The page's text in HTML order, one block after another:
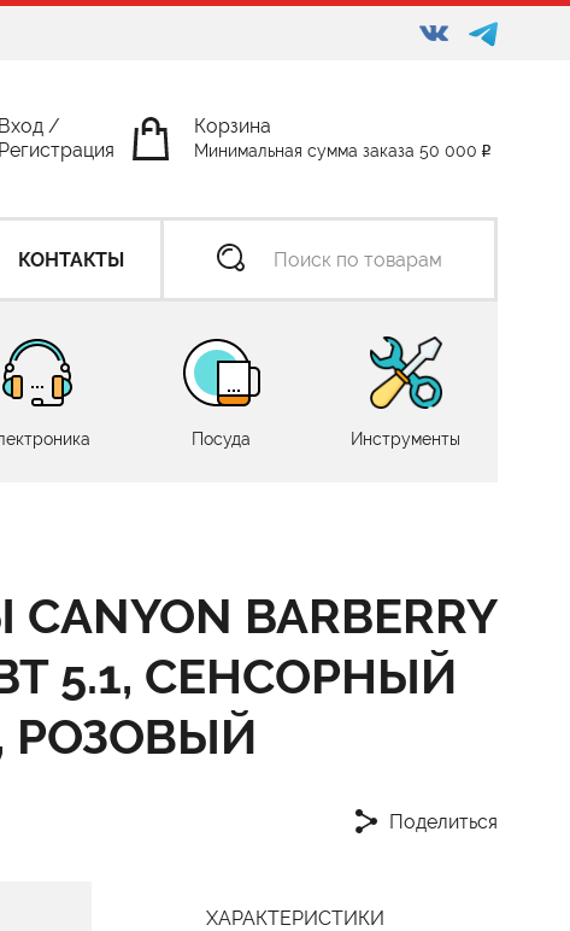
Вход /
Регистрация
Корзина
Минимальная сумма заказа 50 000
КОНТАКТЫ
Посуда Инструменты
BARBERRY
BT 5.1, СЕНСОРНЫЙ
РОЗОВЫЙ
Поделиться
ХАРАКТЕРИСТИКИ